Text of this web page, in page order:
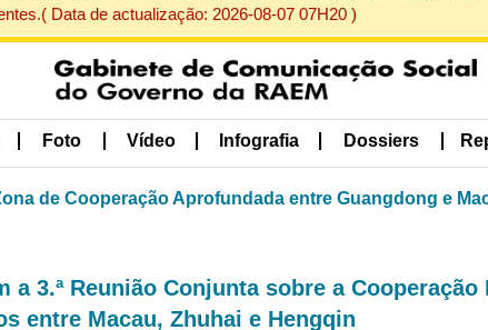
Data de actualização: 2026-08-07 07H20 )
Foto Vídeo Infografia Dossiers
de Cooperação Aprofundada entre Guangdong e
a 3.ª Reunião Conjunta sobre a
entre Macau, Zhuhai e Hengqin